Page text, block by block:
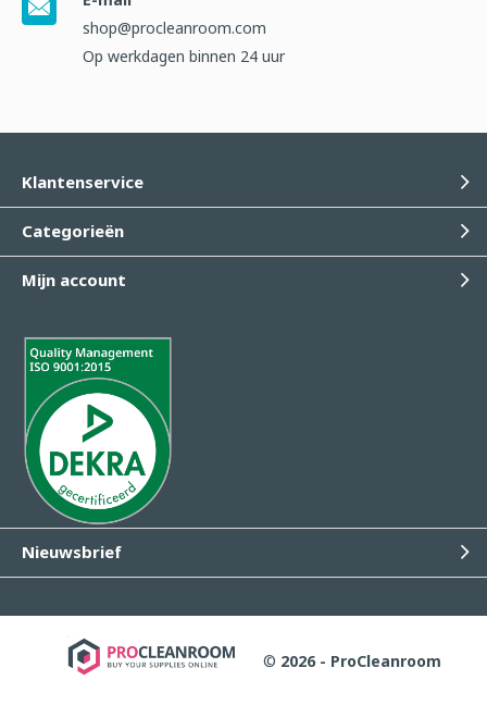
shop@procleanroom.com
Op werkdagen binnen 24 uur
Klantenservice
Categorieën
Mijn account
Nieuwsbrief
© 2026 - ProCleanroom